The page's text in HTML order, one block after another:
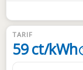
TARIF
59 ct/kWh